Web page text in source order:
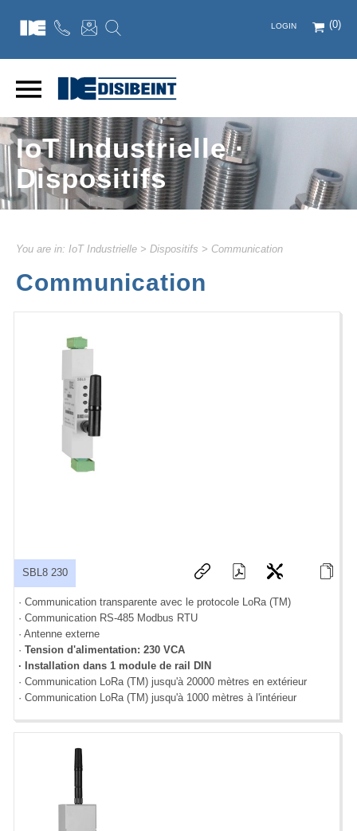
(0)
LOGIN
IoT Industrielle ·
Dispositifs
You are in: IoT Industrielle > Dispositifs > Communication
Communication
SBL8 230
· Communication transparente avec le protocole LoRa (TM)
· Communication RS-485 Modbus RTU
· Antenne externe
· Tension d'alimentation: 230 VCA
· Installation dans 1 module de rail DIN
· Communication LoRa (TM) jusqu'à 20000 mètres en extérieur
· Communication LoRa (TM) jusqu'à 1000 mètres à l'intérieur